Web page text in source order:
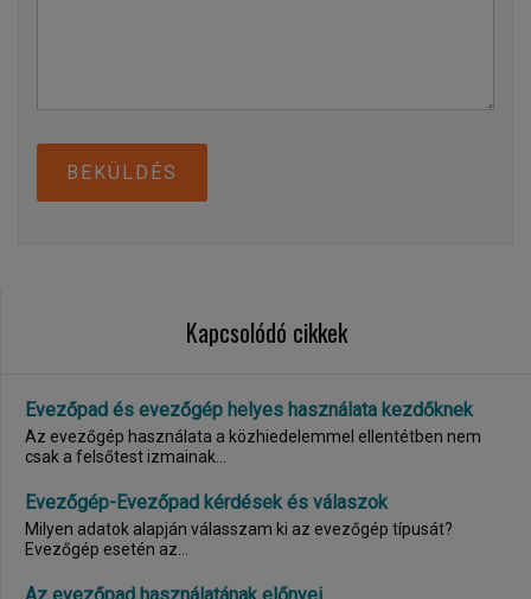
BEKÜLDÉS
Kapcsolódó cikkek
Evezőpad és evezőgép helyes használata kezdőknek
Az evezőgép használata a közhiedelemmel ellentétben nem
csak a felsőtest izmainak...
Evezőgép-Evezőpad kérdések és válaszok
Milyen adatok alapján válasszam ki az evezőgép típusát?
Evezőgép esetén az...